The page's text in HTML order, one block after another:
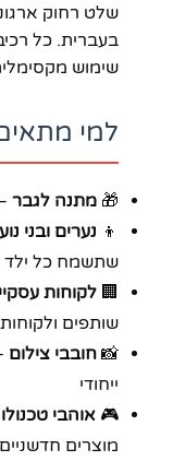
שלט רחוק
בעברית. כל
שימוש
למי
🎁 מתנה לגבר
👦 נערים ובני
שתשמח כל ילד
🏢 לקוחות
שותפים ולקוחות
📸 חובבי צילום
ייחודי
🎮 אוהבי
מוצרים חדשניים